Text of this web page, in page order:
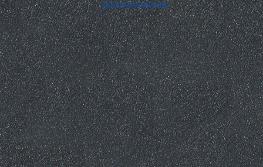
для покупателя.